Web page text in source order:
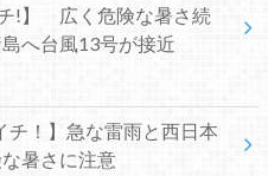
チ!】 広く危険な暑さ続
へ台風13号が接近
チ！】急な雷雨と西日本
暑さに注意